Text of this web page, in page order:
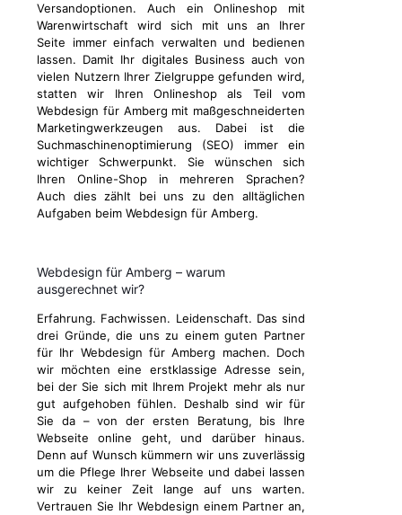
Versandoptionen. Auch ein Onlineshop mit
Warenwirtschaft wird sich mit uns an Ihrer
Seite immer einfach verwalten und bedienen
lassen. Damit Ihr digitales Business auch von
vielen Nutzern Ihrer Zielgruppe gefunden wird,
statten wir Ihren Onlineshop als Teil vom
Webdesign für Amberg mit maßgeschneiderten
Marketingwerkzeugen aus. Dabei ist die
Suchmaschinenoptimierung (SEO) immer ein
wichtiger Schwerpunkt. Sie wünschen sich
Ihren Online-Shop in mehreren Sprachen?
Auch dies zählt bei uns zu den alltäglichen
Aufgaben beim Webdesign für Amberg.
Webdesign für Amberg – warum
ausgerechnet wir?
Erfahrung. Fachwissen. Leidenschaft. Das sind
drei Gründe, die uns zu einem guten Partner
für Ihr Webdesign für Amberg machen. Doch
wir möchten eine erstklassige Adresse sein,
bei der Sie sich mit Ihrem Projekt mehr als nur
gut aufgehoben fühlen. Deshalb sind wir für
Sie da – von der ersten Beratung, bis Ihre
Webseite online geht, und darüber hinaus.
Denn auf Wunsch kümmern wir uns zuverlässig
um die Pflege Ihrer Webseite und dabei lassen
wir zu keiner Zeit lange auf uns warten.
Vertrauen Sie Ihr Webdesign einem Partner an,